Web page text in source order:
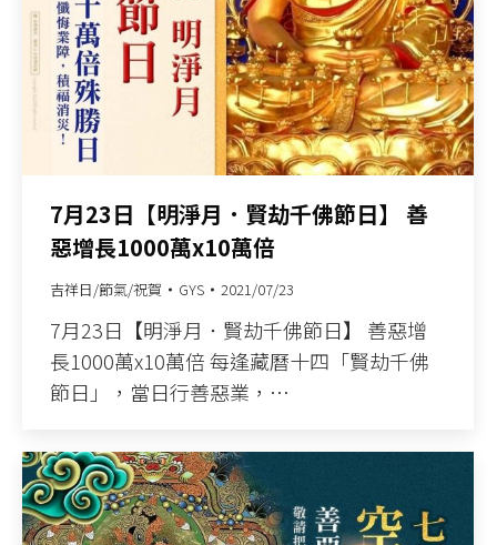
7月23日【明淨月．賢劫千佛節日】 善
惡增長1000萬x10萬倍
吉祥日/節氣/祝賀 GYS 2021/07/23
7月23日【明淨月．賢劫千佛節日】 善惡增
長1000萬x10萬倍 每逢藏曆十四「賢劫千佛
節日」，當日行善惡業，…